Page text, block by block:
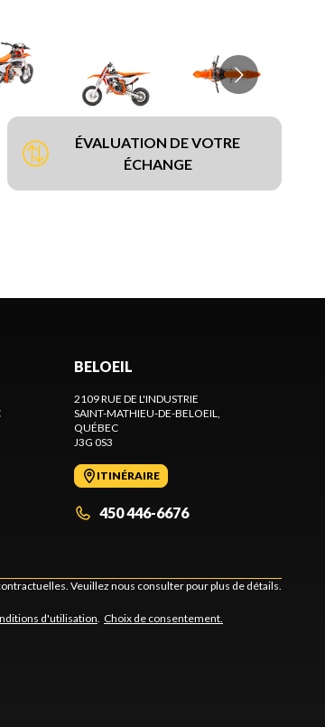
ÉVALUATION DE VOTRE
ÉCHANGE
BELOEIL
2109 RUE DE L'INDUSTRIE
SAINT-MATHIEU-DE-BELOEIL
QUÉBEC
J3G 0S3
ITINÉRAIRE
450 446-6676
Veuillez nous consulter pour plus de détails.
d'utilisation
Choix de consentement.